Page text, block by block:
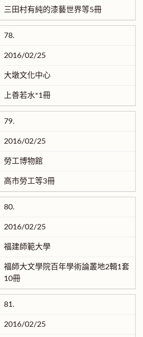
三田村有純的漆藝世界等5冊
78.
2016/02/25
大墩文化中心
上善若水*1冊
79.
2016/02/25
勞工博物館
高市勞工等3冊
80.
2016/02/25
福建師範大學
福師大文學院百年學術論叢地2輯1套
10冊
81.
2016/02/25